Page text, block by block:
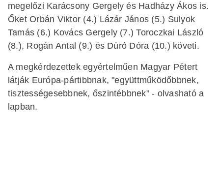
megelőzi Karácsony Gergely és Hadházy Ákos is.
Őket Orbán Viktor (4.) Lázár János (5.) Sulyok
Tamás (6.) Kovács Gergely (7.) Toroczkai László
(8.), Rogán Antal (9.) és Dúró Dóra (10.) követi.
A megkérdezettek egyértelműen Magyar Pétert
látják Európa-pártibbnak, "együttműködőbbnek,
tisztességesebbnek, őszintébbnek” - olvasható a
lapban.